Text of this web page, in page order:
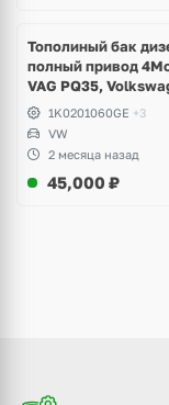
Тополиный бак
полный привод
VAG PQ35,
Scirocco, Golf V, VI,
Yeti, Octavia A5,
Audi A3, Seat Altea
1K0201060GE +3
VW
2 месяца назад
45,000 ₽